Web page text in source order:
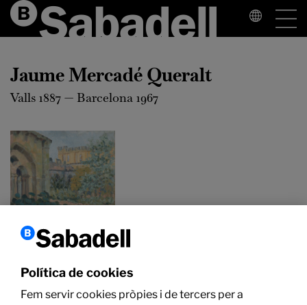
Jaume Mercadé Queralt
Valls 1887 — Barcelona 1967
Queralt
Santes Creus,
1916
Política de cookies
Fem servir cookies pròpies i de tercers per a